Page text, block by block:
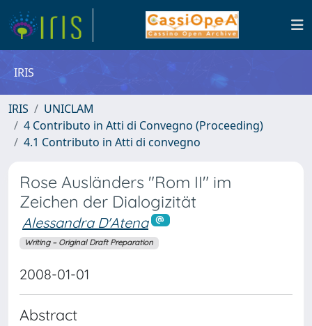
IRIS
IRIS
UNICLAM
4 Contributo in Atti di Convegno (Proceeding)
4.1 Contributo in Atti di convegno
Rose Ausländers "Rom II" im
Zeichen der Dialogizität
Alessandra D'Atena
Writing – Original Draft Preparation
2008-01-01
Abstract